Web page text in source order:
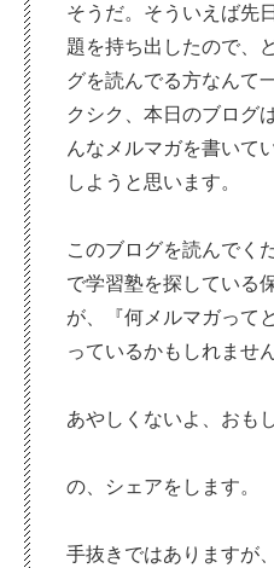
そうだ。そういえば先
題を持ち出したので、
グを読んでる方なんて
クシク、本日のブログ
んなメルマガを書いて
しようと思います。
このブログを読んでく
で学習塾を探している
が、『何メルマガって
っているかもしれません
あやしくないよ、おも
の、シェアをします。
手抜きではありますが